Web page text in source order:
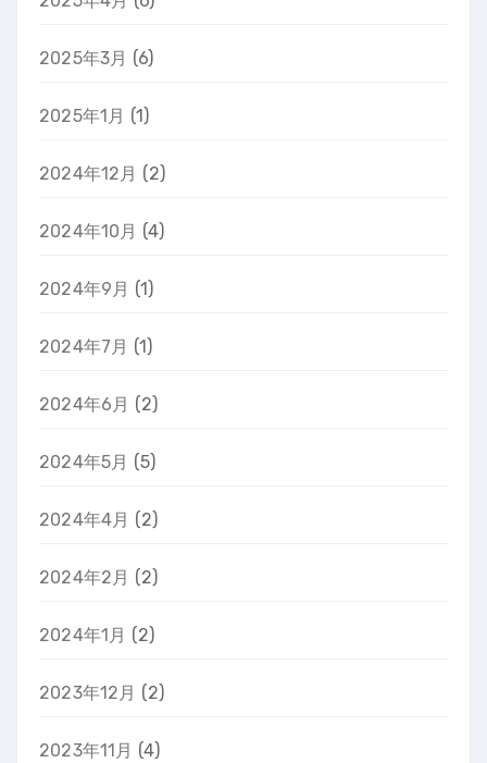
2025年3月 (6)
2025年1月 (1)
2024年12月 (2)
2024年10月 (4)
2024年9月 (1)
2024年7月 (1)
2024年6月 (2)
2024年5月 (5)
2024年4月 (2)
2024年2月 (2)
2024年1月 (2)
2023年12月 (2)
2023年11月 (4)